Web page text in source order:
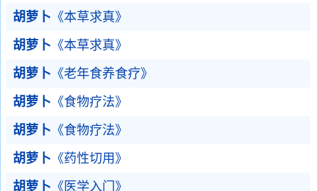
胡萝卜 《本草求真》
胡萝卜 《本草求真》
胡萝卜 《老年食养食疗》
胡萝卜 《食物疗法》
胡萝卜 《食物疗法》
胡萝卜 《药性切用》
胡萝卜 《医学入门》